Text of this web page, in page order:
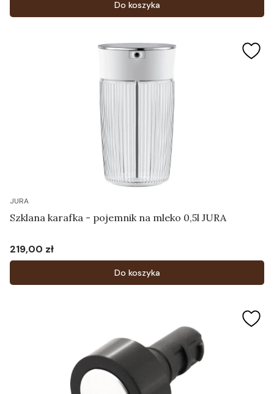
Do koszyka
JURA
Szklana karafka - pojemnik na mleko 0,5l JURA
Cena
219,00 zł
Do koszyka